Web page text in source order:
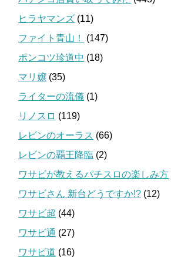
ヒラヤマンズ (11)
ファイト青山！
(147)
ポンコツ珍道中 (18)
マリ嬢 (35)
ライターの流儀 (1)
リノスロ (119)
レビンのオーラス (66)
レビンの覇王降臨 (2)
ワサビが教えるパチスロの楽しみ方
ワサビさん 新台どうですか!? (12)
ワサビ超 (44)
ワサビ通 (27)
ワサビ道 (16)